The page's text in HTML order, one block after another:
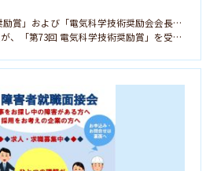
「第73回 電気科学技術奨励賞」および「電気科学技術奨励会会長賞」を受賞しました
この度、当社の高野克敏が、「第73回 電気科学技術奨励賞」を受賞し、特別賞である「電気科学技術奨励会 […]